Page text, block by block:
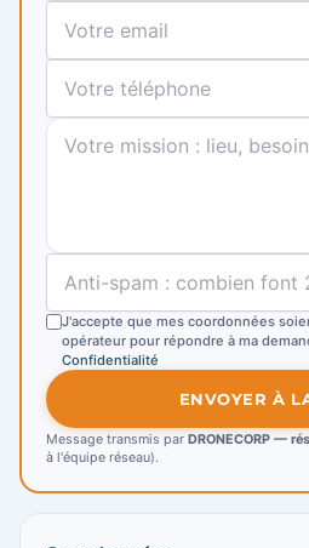
J'accepte que mes coordonnées
opérateur pour répondre à ma
Confidentialité
ENVOYER À
Message transmis par DRONECORP —
à l'équipe réseau).